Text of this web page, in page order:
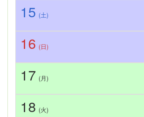
15 (土)
16 (日)
17 (月)
18 (火)